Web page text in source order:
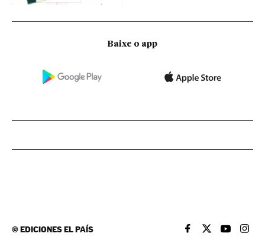
Baixe o app
©EDICIONES EL PAÍS EL PAÍS BRASIL EN
EL PAÍSEL PAÍS
EL